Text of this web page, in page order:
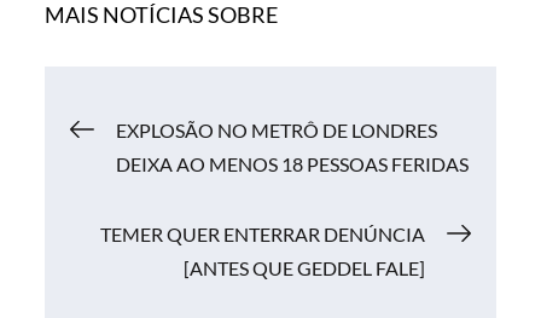
MAIS NOTÍCIAS SOBRE
Navegação
EXPLOSÃO NO METRÔ DE LONDRES
DEIXA AO MENOS 18 PESSOAS FERIDAS
TEMER QUER ENTERRAR DENÚNCIA
[ANTES QUE GEDDEL FALE]